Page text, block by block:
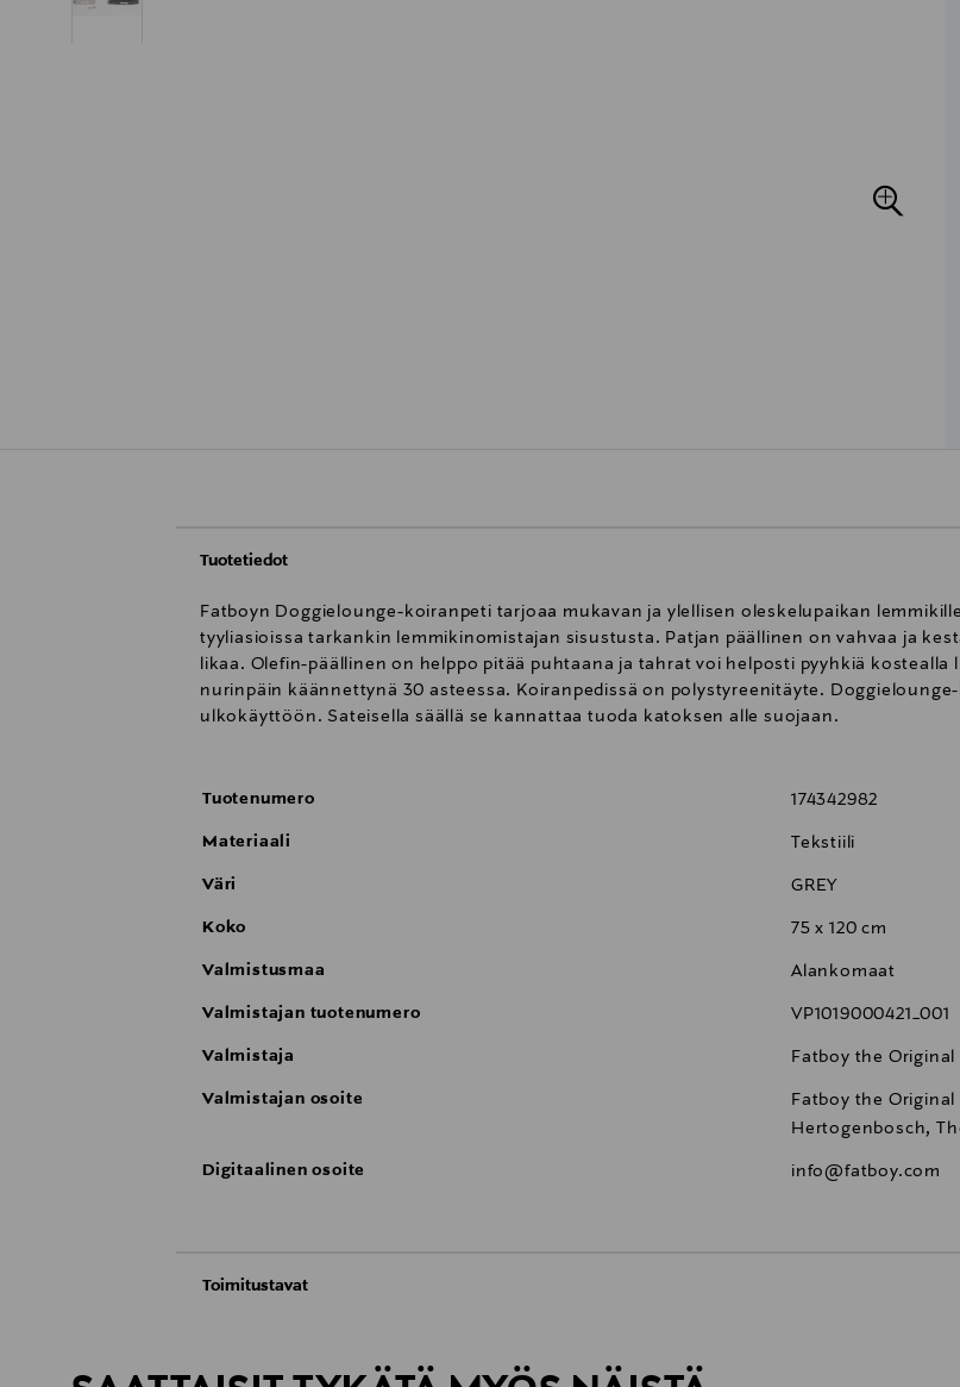
Tuotetiedot
Fatboyn Doggielounge-koiranpeti tarjoaa mukavan ja ylellisen oleskelupaikan
tyyliasioissa tarkankin lemmikinomistajan sisustusta. Patjan päällinen on vahvaa ja
likaa. Olefin-päällinen on helppo pitää puhtaana ja tahrat voi helposti pyyhkiä kostealla
nurinpäin käännettynä 30 asteessa. Koiranpedissä on polystyreenitäyte.
ulkokäyttöön. Sateisella säällä se kannattaa tuoda katoksen alle suojaan.
Tuotenumero 174342982
Materiaali Tekstiili
Väri GREY
Koko 75 x 120 cm
Valmistusmaa Alankomaat
Valmistajan tuotenumero VP1019000421_001
Valmistaja Fatboy the Original
Valmistajan osoite
Fatboy the Original
Hertogenbosch,
Digitaalinen osoite info@fatboy.com
Toimitustavat